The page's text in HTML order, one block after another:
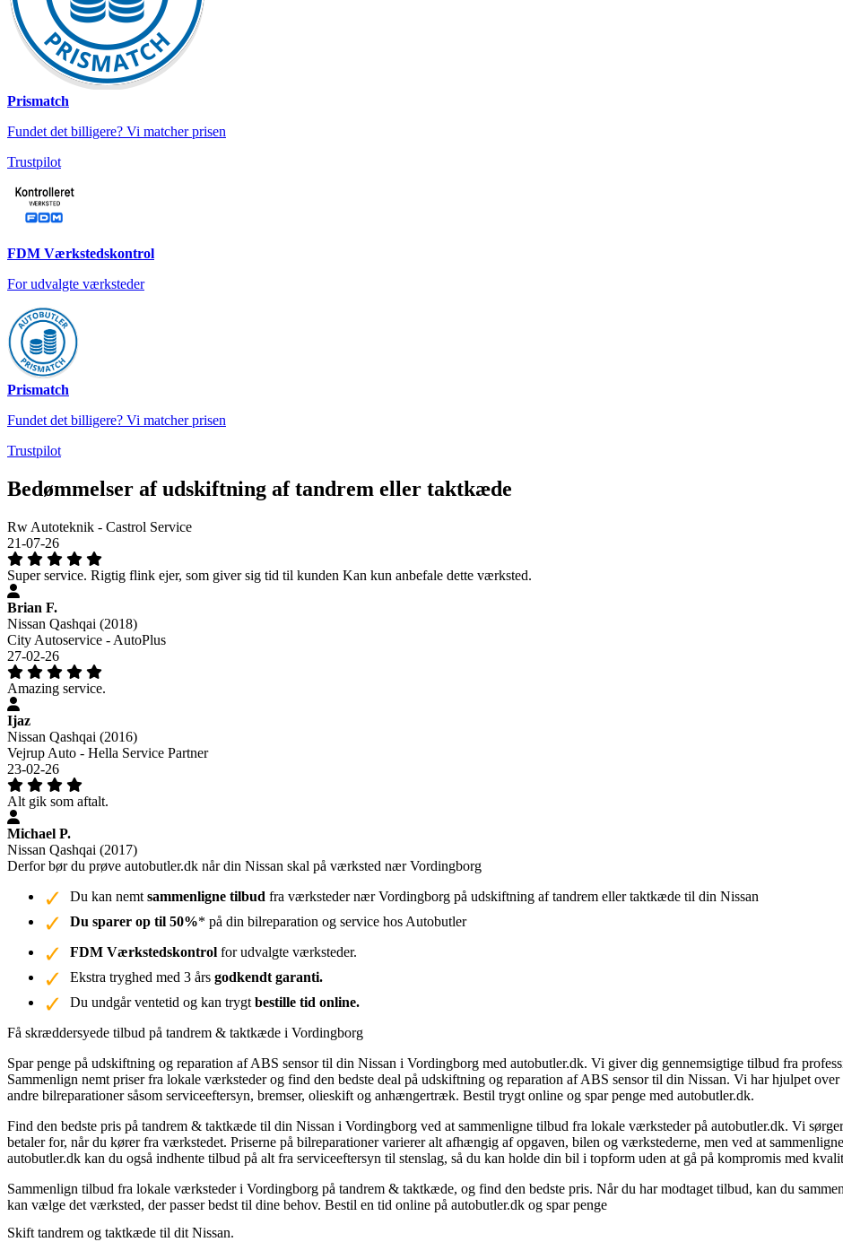
Prismatch
Fundet det billigere? Vi matcher prisen
Trustpilot
FDM Værkstedskontrol
For udvalgte værksteder
Prismatch
Fundet det billigere? Vi matcher prisen
Trustpilot
Bedømmelser af udskiftning af tandrem eller taktkæde
Rw Autoteknik - Castrol Service
21-07-26
Super service. Rigtig flink ejer, som giver sig tid til kunden Kan kun anbefale dette værksted.
Brian F.
Nissan Qashqai (2018)
City Autoservice - AutoPlus
27-02-26
Amazing service.
Ijaz
Nissan Qashqai (2016)
Vejrup Auto - Hella Service Partner
23-02-26
Alt gik som aftalt.
Michael P.
Nissan Qashqai (2017)
Derfor bør du prøve autobutler.dk når din Nissan skal på værksted nær Vordingborg
Du kan nemt sammenligne tilbud fra værksteder nær Vordingborg på udskiftning af tandrem eller taktkæde til din Nissan
Du sparer op til 50%* på din bilreparation og service hos Autobutler
FDM Værkstedskontrol for udvalgte værksteder.
Ekstra tryghed med 3 års godkendt garanti.
Du undgår ventetid og kan trygt bestille tid online.
Få skræddersyede tilbud på tandrem & taktkæde i Vordingborg
Spar penge på udskiftning og reparation af ABS sensor til din Nissan i Vordingborg med autobutler.dk. Vi giver dig gennemsigtige tilbud fra
Sammenlign nemt priser fra lokale værksteder og find den bedste deal på udskiftning og reparation af ABS sensor til din Nissan. Vi har hjulpet
andre bilreparationer såsom serviceeftersyn, bremser, olieskift og anhængertræk. Bestil trygt online og spar penge med autobutler.dk.
Find den bedste pris på tandrem & taktkæde til din Nissan i Vordingborg ved at sammenligne tilbud fra lokale værksteder på autobutler.dk. Vi
betaler for, når du kører fra værkstedet. Priserne på bilreparationer varierer alt afhængig af opgaven, bilen og værkstederne, men ved at
autobutler.dk kan du også indhente tilbud på alt fra serviceeftersyn til stenslag, så du kan holde din bil i topform uden at gå på kompromis med
Sammenlign tilbud fra lokale værksteder i Vordingborg på tandrem & taktkæde, og find den bedste pris. Når du har modtaget tilbud, kan du
kan vælge det værksted, der passer bedst til dine behov. Bestil en tid online på autobutler.dk og spar penge
Skift tandrem og taktkæde til dit Nissan.